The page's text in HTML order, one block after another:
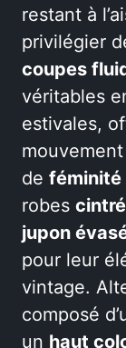
restant à
privilégier
coupes
véritables
estivales,
de
robes
jupon
pour leur
vintage.
composé
un haut